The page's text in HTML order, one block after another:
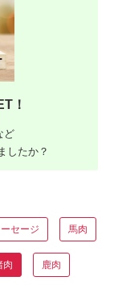
！
ど
したか？
セージ 馬肉
肉 鹿肉